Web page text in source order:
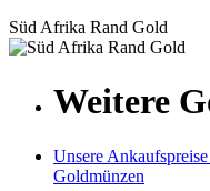
Süd Afrika Rand Gold
Weitere
Unsere
Goldmünzen